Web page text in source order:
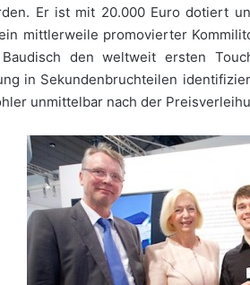
Er ist mit 20.000 Euro dotiert
mittlerweile promovierter
den weltweit ersten
in Sekundenbruchteilen
unmittelbar nach der